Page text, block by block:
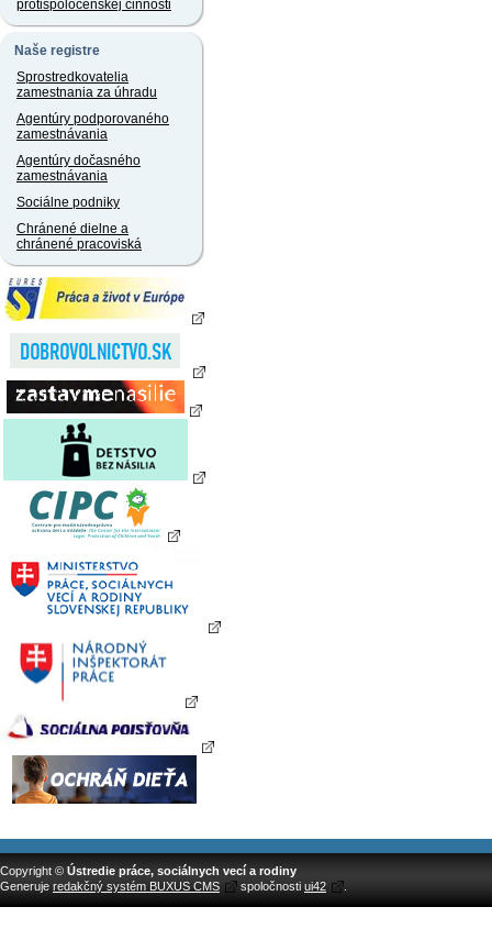
protispoločenskej činnosti
Naše registre
Sprostredkovatelia
zamestnania za úhradu
Agentúry podporovaného
zamestnávania
Agentúry dočasného
zamestnávania
Sociálne podniky
Chránené dielne a
chránené pracoviská
Copyright © Ústredie práce, sociálnych vecí a rodiny
Generuje redakčný systém BUXUS CMS spoločnosti ui42